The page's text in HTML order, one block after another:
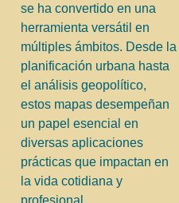
se ha convertido en una
herramienta versátil en
múltiples ámbitos. Desde la
planificación urbana hasta
el análisis geopolítico,
estos mapas desempeñan
un papel esencial en
diversas aplicaciones
prácticas que impactan en
la vida cotidiana y
profesional.